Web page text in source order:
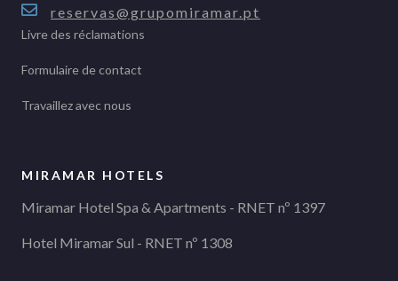
reservas@grupomiramar.pt
Livre des réclamations
Formulaire de contact
Travaillez avec nous
MIRAMAR HOTELS
Miramar Hotel Spa & Apartments - RNET nº 1397
Hotel Miramar Sul - RNET nº 1308